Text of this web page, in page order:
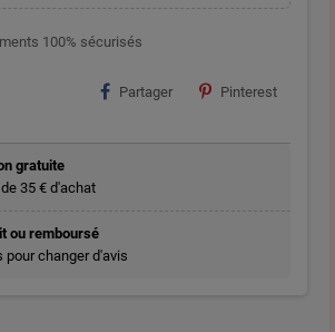
100% sécurisés
Partager Pinterest
gratuite
35 € d'achat
ou remboursé
pour changer d'avis